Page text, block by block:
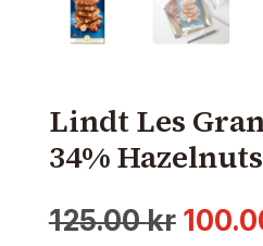
Lindt Les
34% Hazelnuts
125.00kr